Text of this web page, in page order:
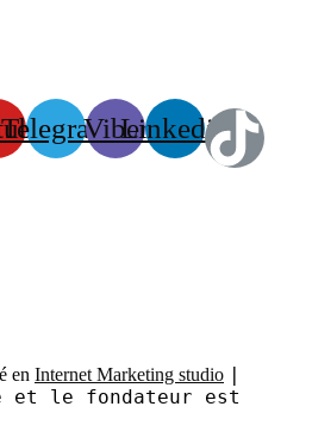
TelegramViberLinkedin
en Internet Marketing studio |
et le fondateur est